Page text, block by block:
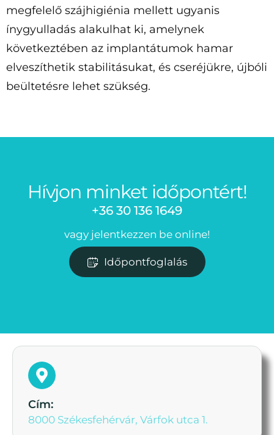
megfelelő szájhigiénia mellett ugyanis
ínygyulladás alakulhat ki, amelynek
következtében az implantátumok hamar
elveszíthetik stabilitásukat, és cseréjükre, újbóli
beültetésre lehet szükség.
Hívjon minket időpontért!
+36 30 136 1649
vagy jelentkezzen be online!
Időpontfoglalás
Cím:
8000 Székesfehérvár, Várfok utca 1.